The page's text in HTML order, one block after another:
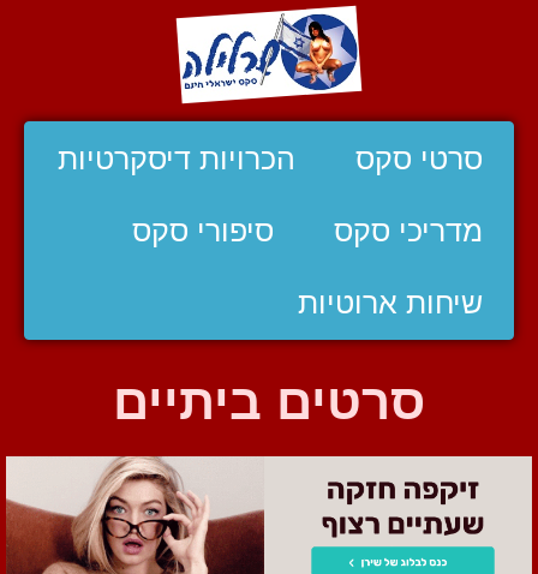
סרטי סקס הכרויות דיסקרטיות
מדריכי סקס סיפורי סקס
שיחות ארוטיות
סרטים ביתיים